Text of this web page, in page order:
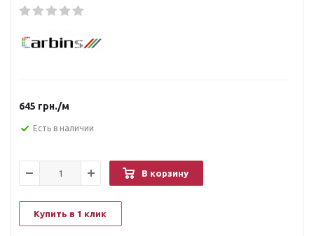
645 грн./м
Есть в наличии
В корзину
Купить в 1 клик